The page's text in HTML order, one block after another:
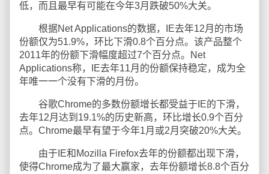
低，而且最早有可能在今年3月跌破50%大关。
根据Net Applications的数据，IE去年12月的市场
份额仅为51.9%，环比下滑0.8个百分点。该产品整个
2011年的份额下滑幅度超过7个百分点。Net
Applications称，IE去年11月的份额保持稳定，成为全
年唯一一个没有下滑的月份。
谷歌Chrome的多数份额增长都受益于IE的下滑，
去年12月达到19.1%的历史新高，环比增长0.9个百分
点。Chrome最早有望于今年1月或2月突破20%大关。
由于IE和Mozilla Firefox去年的份额都出现下滑，
使得Chrome成为了最大赢家，去年份额增长8.8个百分